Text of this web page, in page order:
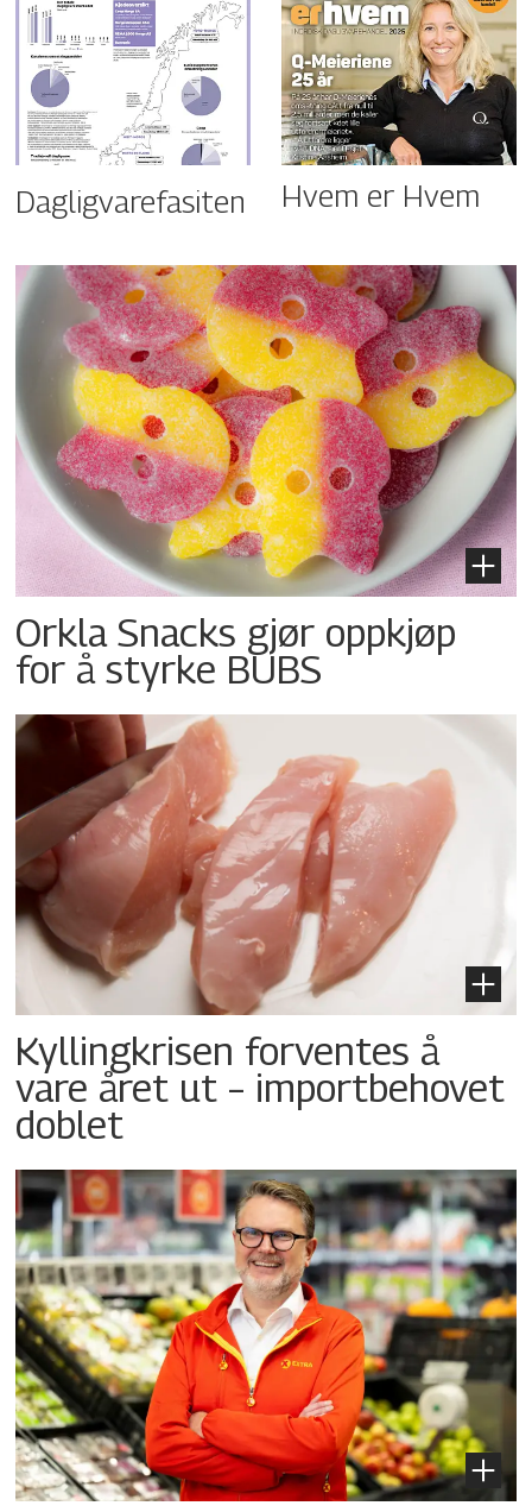
Dagligvarefasiten Hvem er Hvem
Orkla Snacks gjør oppkjøp
for å styrke BUBS
Kyllingkrisen forventes å
vare året ut – importbehovet
doblet